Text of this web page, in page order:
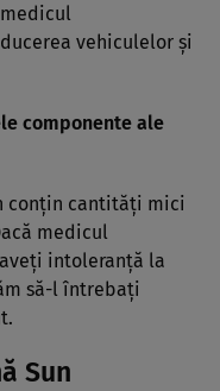
vehiculelor şi
componente ale
conţin cantităţi mici
medicul
intoleranţă la
să-l întrebaţi
Sun